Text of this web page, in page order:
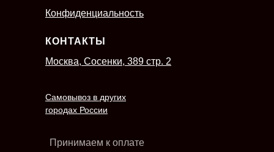
Конфиденциальность
КОНТАКТЫ
Самовывоз в других
городах России
Принимаем к оплате
Москва, Сосенки, 389 стр. 2